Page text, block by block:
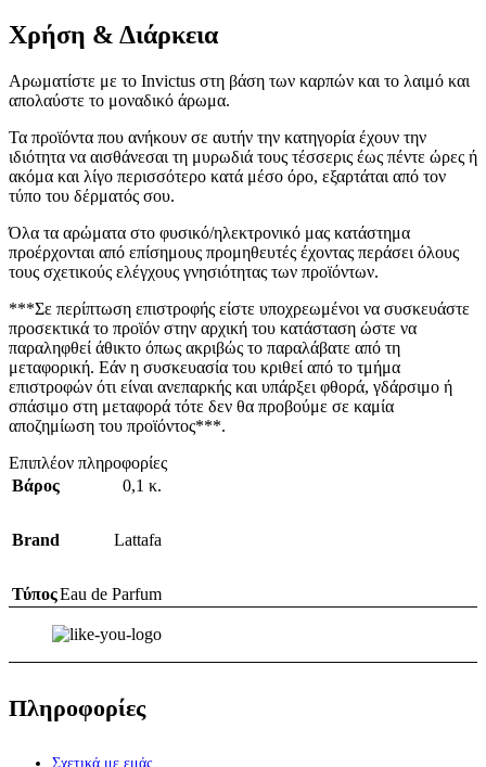
Χρήση & Διάρκεια
Αρωματίστε με το Invictus στη βάση των καρπών και το λαιμό και
απολαύστε το μοναδικό άρωμα.
Τα προϊόντα που ανήκουν σε αυτήν την κατηγορία έχουν την
ιδιότητα να αισθάνεσαι τη μυρωδιά τους τέσσερις έως πέντε ώρες ή
ακόμα και λίγο περισσότερο κατά μέσο όρο, εξαρτάται από τον
τύπο του δέρματός σου.
Όλα τα αρώματα στο φυσικό/ηλεκτρονικό μας κατάστημα
προέρχονται από επίσημους προμηθευτές έχοντας περάσει όλους
τους σχετικούς ελέγχους γνησιότητας των προϊόντων.
***Σε περίπτωση επιστροφής είστε υποχρεωμένοι να συσκευάστε
προσεκτικά το προϊόν στην αρχική του κατάσταση ώστε να
παραληφθεί άθικτο όπως ακριβώς το παραλάβατε από τη
μεταφορική. Εάν η συσκευασία του κριθεί από το τμήμα
επιστροφών ότι είναι ανεπαρκής και υπάρξει φθορά, γδάρσιμο ή
σπάσιμο στη μεταφορά τότε δεν θα προβούμε σε καμία
αποζημίωση του προϊόντος***.
Επιπλέον πληροφορίες
Βάρος
0,1 κ.
Brand Lattafa
ΤύποςEau de Parfum
Πληροφορίες
Σχετικά με εμάς